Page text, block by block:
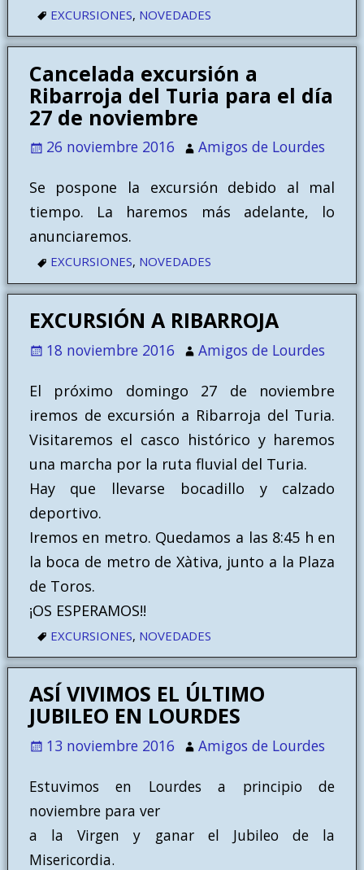
EXCURSIONES, NOVEDADES
Cancelada excursión a
Ribarroja del Turia para el día
27 de noviembre
26 noviembre 2016 Amigos de Lourdes
Se pospone la excursión debido al mal
tiempo. La haremos más adelante, lo
anunciaremos.
EXCURSIONES, NOVEDADES
EXCURSIÓN A RIBARROJA
18 noviembre 2016 Amigos de Lourdes
El próximo domingo 27 de noviembre
iremos de excursión a Ribarroja del Turia.
Visitaremos el casco histórico y haremos
una marcha por la ruta fluvial del Turia.
Hay que llevarse bocadillo y calzado
deportivo.
Iremos en metro. Quedamos a las 8:45 h en
la boca de metro de Xàtiva, junto a la Plaza
de Toros.
¡OS ESPERAMOS!!
EXCURSIONES, NOVEDADES
ASÍ VIVIMOS EL ÚLTIMO
JUBILEO EN LOURDES
13 noviembre 2016 Amigos de Lourdes
Estuvimos en Lourdes a principio de
noviembre para ver
a la Virgen y ganar el Jubileo de la
Misericordia.